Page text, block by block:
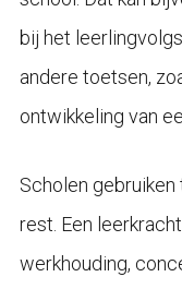
bij het
andere toetsen,
ontwikkeling van
Scholen
rest. Een
werkhouding,